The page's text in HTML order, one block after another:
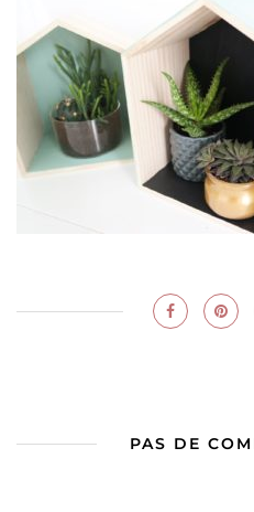
PAS DE